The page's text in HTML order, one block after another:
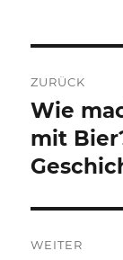
ZURÜCK
Vorheriger
Beitrag:
Wie
mit
WEITER